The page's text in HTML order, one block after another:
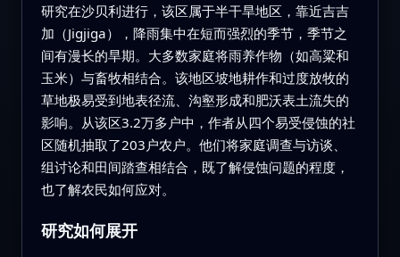
研究在沙贝利进行，该区属于半干旱地区，靠近吉吉
加（Jigjiga），降雨集中在短而强烈的季节，季节之
间有漫长的旱期。大多数家庭将雨养作物（如高粱和
玉米）与畜牧相结合。该地区坡地耕作和过度放牧的
草地极易受到地表径流、沟壑形成和肥沃表土流失的
影响。从该区3.2万多户中，作者从四个易受侵蚀的社
区随机抽取了203户农户。他们将家庭调查与访谈、
组讨论和田间踏查相结合，既了解侵蚀问题的程度，
也了解农民如何应对。
研究如何展开